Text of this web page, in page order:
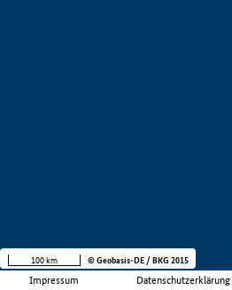
Impressum Datenschutzerklärung
100 km © Geobasis-DE / BKG 2015